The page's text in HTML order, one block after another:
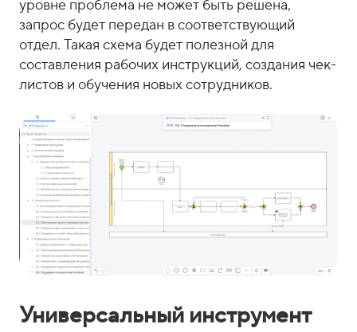
уровне проблема не может быть решена,
запрос будет передан в соответствующий
отдел. Такая схема будет полезной для
составления рабочих инструкций, создания чек-
листов и обучения новых сотрудников.
Универсальный инструмент